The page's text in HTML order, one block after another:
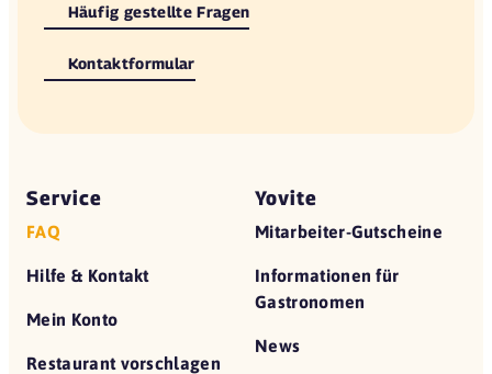
Häufig gestellte Fragen
Kontaktformular
Service
FAQ
Hilfe & Kontakt
Mein Konto
Restaurant vorschlagen
Yovite
Mitarbeiter-Gutscheine
Informationen für
Gastronomen
News